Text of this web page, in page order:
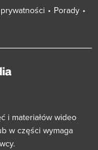
Porady
i materiałów wideo
w części wymaga